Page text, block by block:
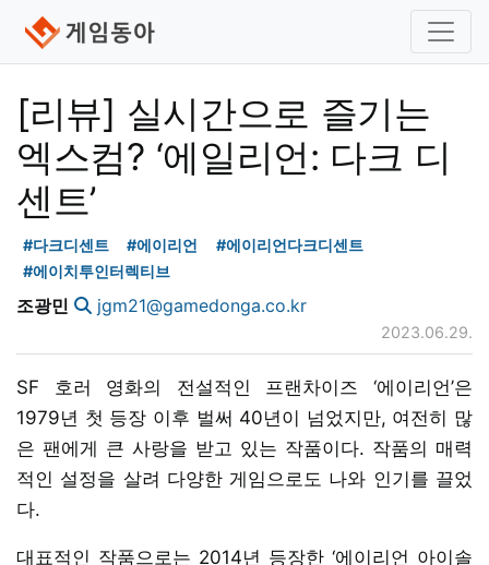
[리뷰] 실시간으로 즐기는
엑스컴? ‘에일리언: 다크 디
센트’
#다크디센트 #에이리언
#에이리언다크디센트
#에이치투인터렉티브
조광민 jgm21@gamedonga.co.kr
2023.06.29.
SF 호러 영화의 전설적인 프랜차이즈 ‘에이리언’은
1979년 첫 등장 이후 벌써 40년이 넘었지만, 여전히 많
은 팬에게 큰 사랑을 받고 있는 작품이다. 작품의 매력
적인 설정을 살려 다양한 게임으로도 나와 인기를 끌었
다.
대표적인 작품으로는 2014년 등장한 ‘에이리언 아이솔